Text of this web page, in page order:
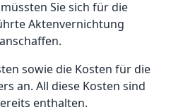
Sie sich für die
Aktenvernichtung
sowie die Kosten für die
an. All diese Kosten sind
enthalten.